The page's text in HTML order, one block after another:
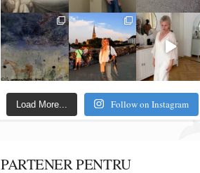
Load More... Follow on Instagram
PARTENER PENTRU